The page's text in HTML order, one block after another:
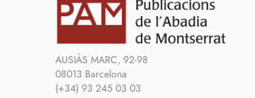
AUSIÀS MARC, 92-98
08013 Barcelona
(+34) 93 245 03 03